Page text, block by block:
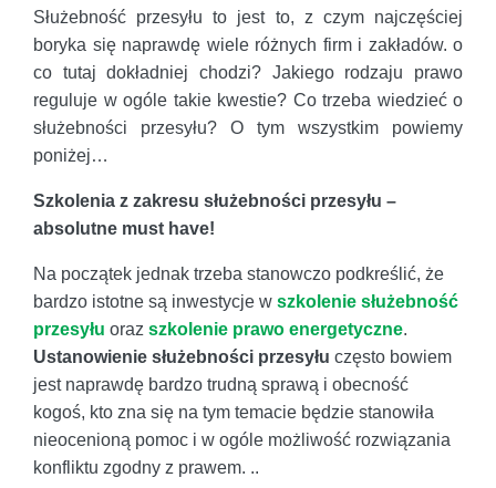
Służebność przesyłu to jest to, z czym najczęściej
boryka się naprawdę wiele różnych firm i zakładów. o
co tutaj dokładniej chodzi? Jakiego rodzaju prawo
reguluje w ogóle takie kwestie? Co trzeba wiedzieć o
służebności przesyłu? O tym wszystkim powiemy
poniżej…
Szkolenia z zakresu służebności przesyłu –
absolutne must have!
Na początek jednak trzeba stanowczo podkreślić, że
bardzo istotne są inwestycje w szkolenie służebność
przesyłu oraz szkolenie prawo energetyczne.
Ustanowienie służebności przesyłu często bowiem
jest naprawdę bardzo trudną sprawą i obecność
kogoś, kto zna się na tym temacie będzie stanowiła
nieocenioną pomoc i w ogóle możliwość rozwiązania
konfliktu zgodny z prawem. ..